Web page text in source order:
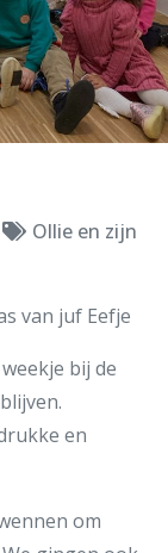
Ollie en zijn
van juf Eefje
bij de
en
om